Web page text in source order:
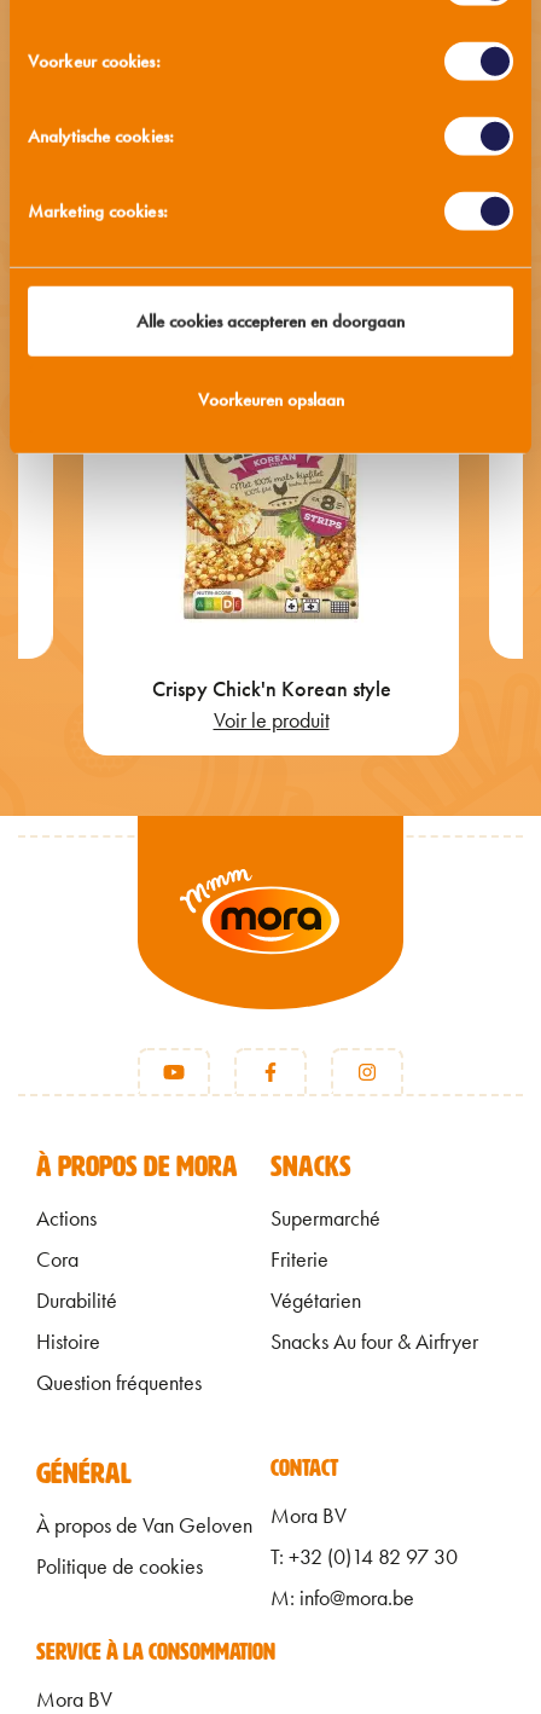
Voorkeur cookies:
Analytische cookies:
Marketing cookies:
Alle cookies accepteren en doorgaan
Voorkeuren opslaan
Crispy Chick'n Korean style
Voir le produit
FOOTER FR
À PROPOS DE MORA
Actions
Cora
Durabilité
Histoire
Question fréquentes
SNACKS
Supermarché
Friterie
Végétarien
Snacks Au four & Airfryer
ALGEMEEN FOOTER FR
GÉNÉRAL
À propos de Van Geloven
Politique de cookies
CONTACT
Mora BV
T: +32 (0)14 82 97 30
M: info@mora.be
SERVICE À LA CONSOMMATION
Mora BV